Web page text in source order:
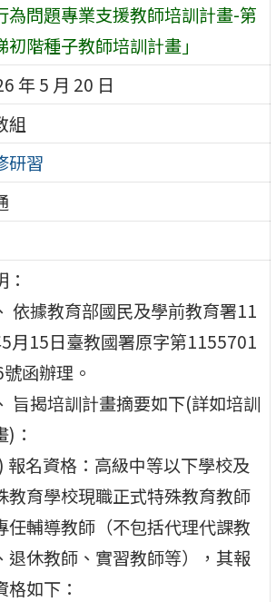
為問題專業支援教師培訓計畫-第
初階種子教師培訓計畫」
年 5 月 20 日
組
研習
：
依據教育部國民及學前教育署11
月15日臺教國署原字第1155701
函辦理。
旨揭培訓計畫摘要如下(詳如培訓
)：
報名資格：高級中等以下學校及
教育學校現職正式特殊教育教師
任輔導教師（不包括代理代課教
退休教師、實習教師等），其報
格如下：